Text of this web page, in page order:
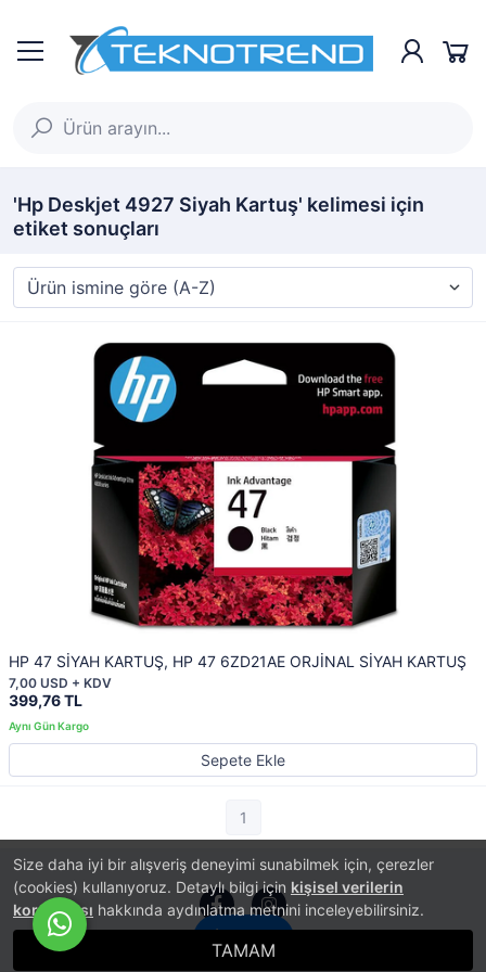
Size daha iyi bir alışveriş deneyimi sunabilmek için, çerezler
(cookies) kullanıyoruz. Detaylı bilgi için kişisel verilerin
korunması hakkında aydınlatma metnini inceleyebilirsiniz.
TAMAM
'Hp Deskjet 4927 Siyah Kartuş' kelimesi için
etiket sonuçları
HP 47 SİYAH KARTUŞ, HP 47 6ZD21AE ORJİNAL SİYAH KARTUŞ
399,76 TL
7,00 USD + KDV
Sepete Ekle
1
İletişim
E-Ticaret Sistemi